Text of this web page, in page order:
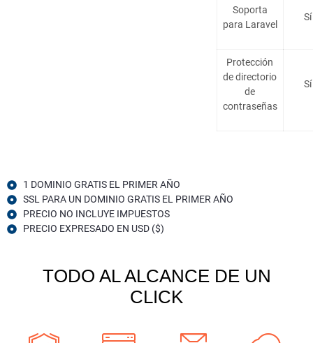
Soporta
para Laravel
Sí
Protección
de directorio
de
contraseñas
Sí
1 DOMINIO GRATIS EL PRIMER AÑO
SSL PARA UN DOMINIO GRATIS EL PRIMER AÑO
PRECIO NO INCLUYE IMPUESTOS
PRECIO EXPRESADO EN USD ($)
TODO AL ALCANCE DE UN
CLICK